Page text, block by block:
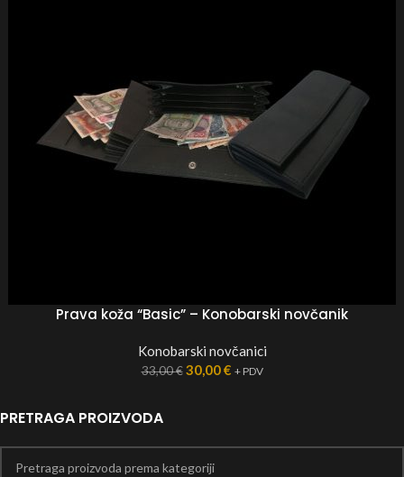
PRETRAGA PROIZVODA
Prava koža “Basic” – Konobarski novčanik
Konobarski novčanici
33,00€ 30,00€ + PDV